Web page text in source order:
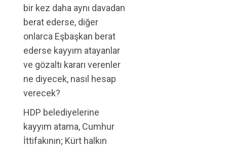
bir kez daha aynı davadan
berat ederse, diğer
onlarca Eşbaşkan berat
ederse kayyım atayanlar
ve gözaltı kararı verenler
ne diyecek, nasıl hesap
verecek?
HDP belediyelerine
kayyım atama, Cumhur
İttifakının; Kürt halkın